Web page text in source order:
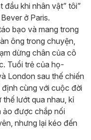
đầu khi nhân vật” tôi”
ở Paris.
bạo và mang trong
ông trong chuyện,
dừng chân của cô
Tuổi trẻ của họ-
London sau thế chiến
cùng với cuộc đời
lướt qua nhau, kỉ
ảo được chắp nối
nhưng lại kéo đến